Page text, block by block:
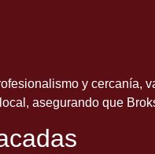
y cercanía,
asegurando que